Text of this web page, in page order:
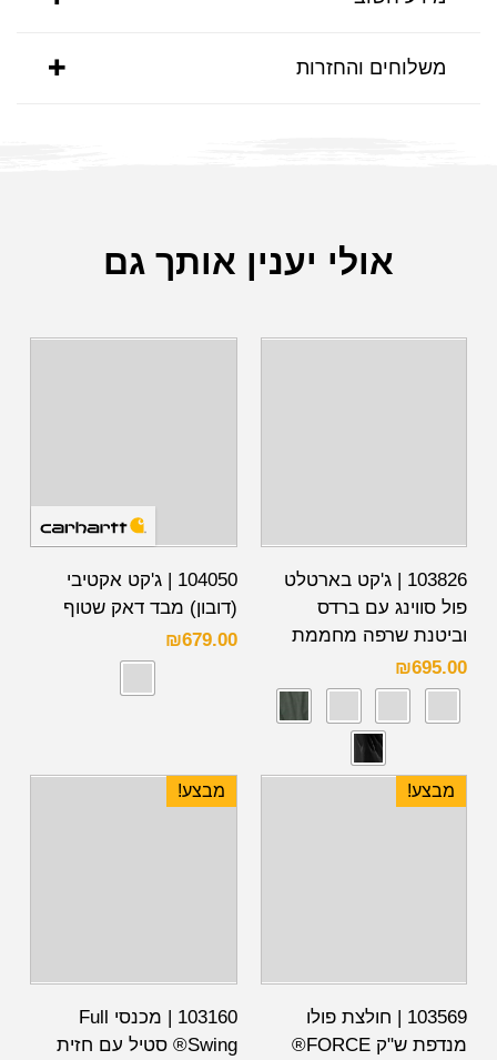
משלוחים והחזרות
אולי יענין אותך גם
103826 | ג'קט בארטלט
פול סווינג עם ברדס
וביטנת שרפה מחממת
₪695.00
104050 | ג'קט אקטיבי
(דובון) מבד דאק שטוף
₪679.00
מבצע!
103569 | חולצת פולו
מנדפת ש"ק FORCE®
מבצע!
103160 | מכנסי Full
Swing® סטיל עם חזית